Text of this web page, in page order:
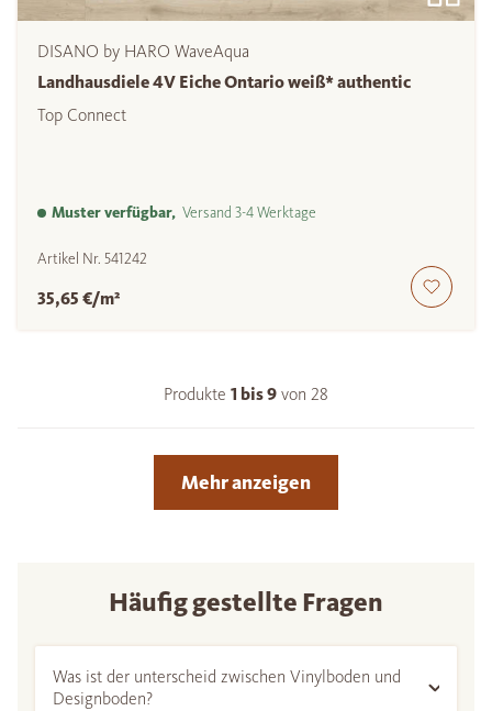
DISANO by HARO WaveAqua
Landhausdiele 4V Eiche Ontario weiß* authentic
Top Connect
Muster verfügbar, Versand 3-4 Werktage
Artikel Nr. 541242
35,65 €/m²
Produkte 1 bis9 von 28
Mehr anzeigen
Häufig gestellte Fragen
Was ist der unterscheid zwischen Vinylboden und
Designboden?